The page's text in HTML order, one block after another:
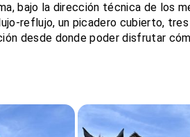
bajo la dirección técnica de los
reflujo, un picadero cubierto,
desde donde poder disfrutar